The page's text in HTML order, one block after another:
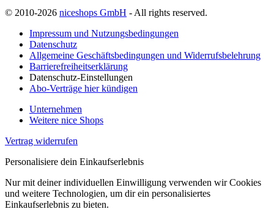
© 2010-2026 niceshops GmbH - All rights reserved.
Impressum und Nutzungsbedingungen
Datenschutz
Allgemeine Geschäftsbedingungen und Widerrufsbelehrung
Barrierefreiheitserklärung
Datenschutz-Einstellungen
Abo-Verträge hier kündigen
Unternehmen
Weitere nice Shops
Vertrag widerrufen
Personalisiere dein Einkaufserlebnis
Nur mit deiner individuellen Einwilligung verwenden wir Cookies
und weitere Technologien, um dir ein personalisiertes
Einkaufserlebnis zu bieten.